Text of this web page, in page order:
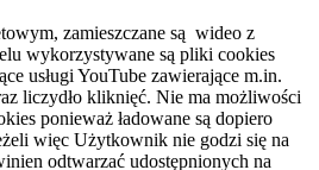
zamieszczane są wideo z
wykorzystywane są pliki cookies
usługi YouTube zawierające m.in.
liczydło kliknięć. Nie ma możliwości
ponieważ ładowane są dopiero
więc Użytkownik nie godzi się na
odtwarzać udostępnionych na